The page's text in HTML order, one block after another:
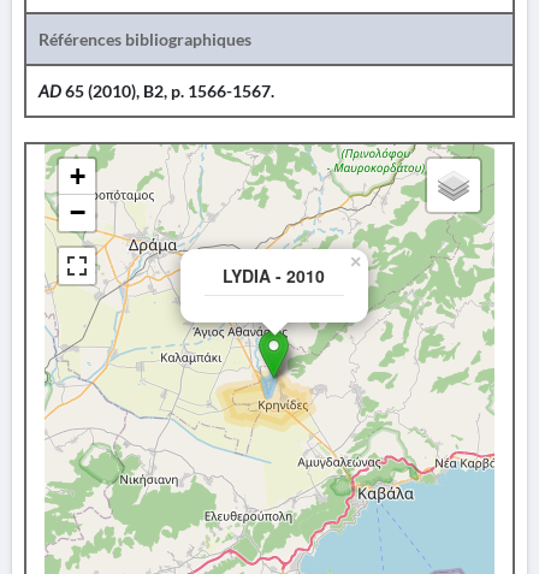
Références bibliographiques
AD65 (2010), B2, p. 1566-1567.
LYDIA - 2010
×
+
−